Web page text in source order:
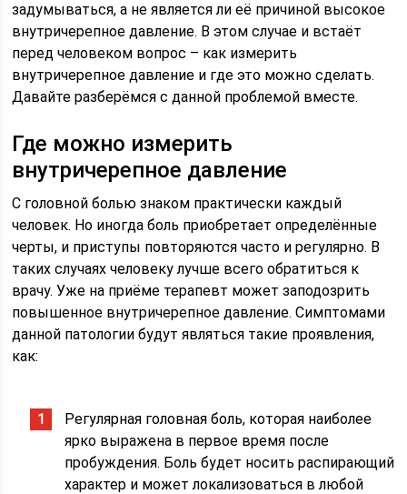
задумываться, а не является ли её причиной высокое
внутричерепное давление. В этом случае и встаёт
перед человеком вопрос – как измерить
внутричерепное давление и где это можно сделать.
Давайте разберёмся с данной проблемой вместе.
Где можно измерить
внутричерепное давление
С головной болью знаком практически каждый
человек. Но иногда боль приобретает определённые
черты, и приступы повторяются часто и регулярно. В
таких случаях человеку лучше всего обратиться к
врачу. Уже на приёме терапевт может заподозрить
повышенное внутричерепное давление. Симптомами
данной патологии будут являться такие проявления,
как:
Регулярная головная боль, которая наиболее
ярко выражена в первое время после
пробуждения. Боль будет носить распирающий
характер и может локализоваться в любой